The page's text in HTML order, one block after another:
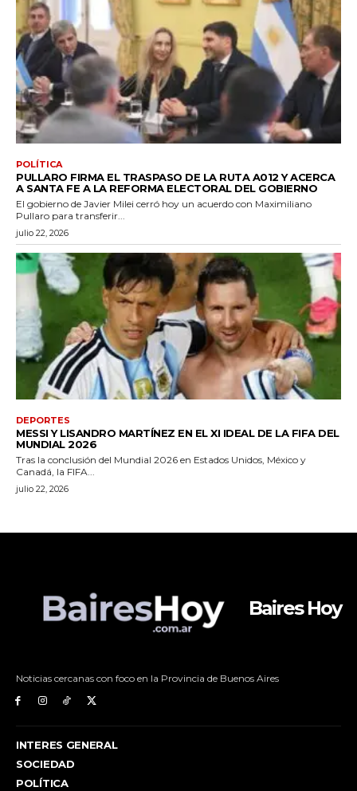
Baires Hoy
Noticias cercanas con foco en la Provincia de Buenos Aires
INTERES GENERAL
SOCIEDAD
POLÍTICA